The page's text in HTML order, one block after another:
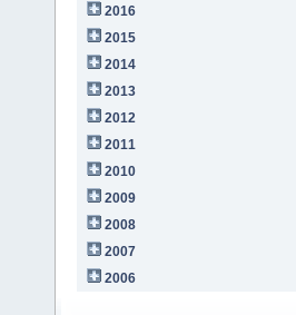
2016
2015
2014
2013
2012
2011
2010
2009
2008
2007
2006